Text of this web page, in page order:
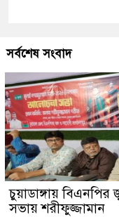
সর্বশেষ সংবাদ
চুয়াডাঙ্গায়
সভায় শরীফুজ্জামান